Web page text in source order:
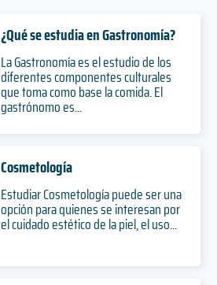
¿Qué se estudia en Gastronomía?
La Gastronomía es el estudio de los
diferentes componentes culturales
que toma como base la comida. El
gastrónomo es...
Cosmetología
Estudiar Cosmetología puede ser una
opción para quienes se interesan por
el cuidado estético de la piel, el uso...